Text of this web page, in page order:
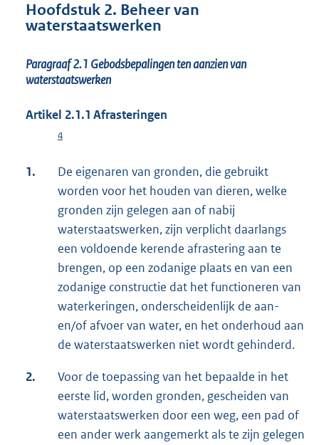
Hoofdstuk 2. Beheer van
waterstaatswerken
Paragraaf 2.1 Gebodsbepalingen ten aanzien van
waterstaatswerken
Artikel 2.1.1 Afrasteringen
4
1.
De eigenaren van gronden, die gebruikt
worden voor het houden van dieren, welke
gronden zijn gelegen aan of nabij
waterstaatswerken, zijn verplicht daarlangs
een voldoende kerende afrastering aan te
brengen, op een zodanige plaats en van een
zodanige constructie dat het functioneren van
waterkeringen, onderscheidenlijk de aan-
en/of afvoer van water, en het onderhoud aan
de waterstaatswerken niet wordt gehinderd.
2.
Voor de toepassing van het bepaalde in het
eerste lid, worden gronden, gescheiden van
waterstaatswerken door een weg, een pad of
een ander werk aangemerkt als te zijn gelegen